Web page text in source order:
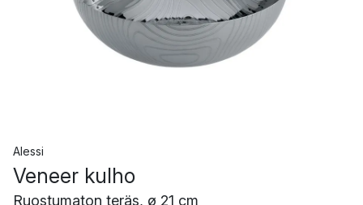
Alessi
Veneer kulho
Ruostumaton teräs, ø 21 cm